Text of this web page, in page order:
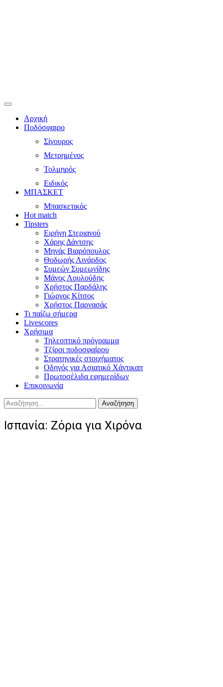
Αρχική
Ποδόσφαιρο
Σίγουρος
Μετρημένος
Τολμηρός
Ειδικός
ΜΠΑΣΚΕΤ
Μπασκετικός
Hot match
Tipsters
Ειρήνη Στεριανού
Χάρης Δάντσης
Μηνάς Βιαρόπουλος
Θοδωρής Λινάρδος
Συμεών Συμεωνίδης
Μάνος Λουλούδης
Χρήστος Παρδάλης
Γιώργος Κίτσος
Χρήστος Παρνασάς
Τι παίζω σήμερα
Livescores
Χρήσιμα
Τηλεοπτικό πρόγραμμα
Τζίροι ποδοσφαίρου
Στρατηγικές στοιχήματος
Οδηγός για Ασιατικό Χάντικαπ
Πρωτοσέλιδα εφημερίδων
Επικοινωνία
Αναζήτηση
για:
Ισπανία: Ζόρια για Χιρόνα